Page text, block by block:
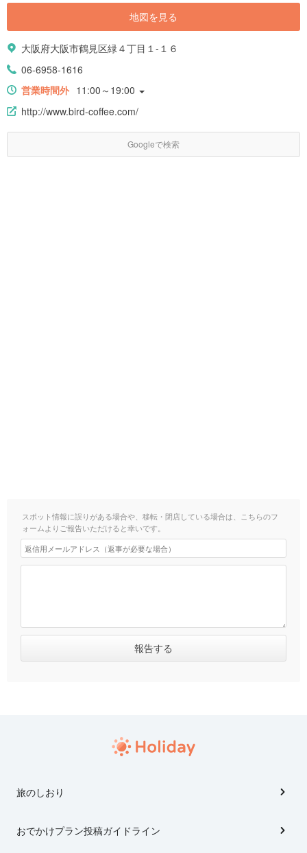
地図を見る
大阪府大阪市鶴見区緑４丁目１-１６
06-6958-1616
営業時間外 11:00～19:00
http://www.bird-coffee.com/
Googleで検索
スポット情報に誤りがある場合や、移転・閉店している場合は、こちらのフ
ォームよりご報告いただけると幸いです。
旅のしおり
おでかけプラン投稿ガイドライン